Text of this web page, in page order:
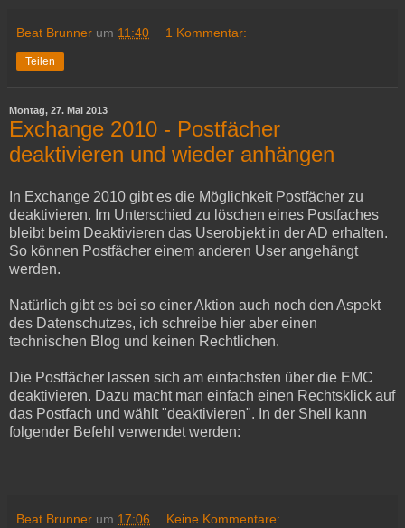
Beat Brunner um 11:40 1 Kommentar:
Teilen
Montag, 27. Mai 2013
Exchange 2010 - Postfächer
deaktivieren und wieder anhängen
In Exchange 2010 gibt es die Möglichkeit Postfächer zu
deaktivieren. Im Unterschied zu löschen eines Postfaches
bleibt beim Deaktivieren das Userobjekt in der AD erhalten.
So können Postfächer einem anderen User angehängt
werden.
Natürlich gibt es bei so einer Aktion auch noch den Aspekt
des Datenschutzes, ich schreibe hier aber einen
technischen Blog und keinen Rechtlichen.
Die Postfächer lassen sich am einfachsten über die EMC
deaktivieren. Dazu macht man einfach einen Rechtsklick auf
das Postfach und wählt "deaktivieren". In der Shell kann
folgender Befehl verwendet werden:
Beat Brunner um 17:06 Keine Kommentare: